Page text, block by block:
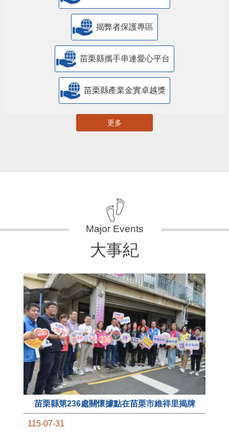
揭弊者保護專區
苗栗縣攜手串連愛心平台
苗栗縣產業金實卓越獎
更多
大事紀
苗栗縣第236處關懷據點在苗栗市維祥里揭牌
115-07-31